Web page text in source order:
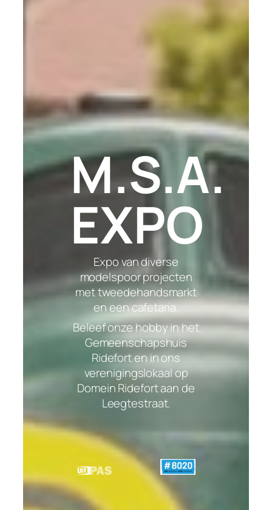
M.S.A.
EXPO
Expo van diverse
modelspoor projecten
met tweedehandsmarkt
en een cafetaria.
Beleef onze hobby in het
Gemeenschapshuis
Ridefort en in ons
verenigingslokaal op
Domein Ridefort aan de
Leegtestraat.